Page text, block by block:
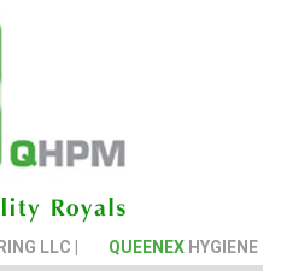
LLC | QUEENEXHYGIENE